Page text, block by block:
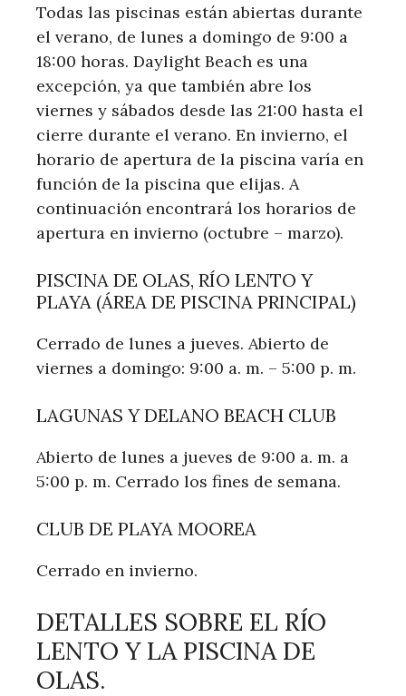
Todas las piscinas están abiertas durante
el verano, de lunes a domingo de 9:00 a
18:00 horas. Daylight Beach es una
excepción, ya que también abre los
viernes y sábados desde las 21:00 hasta el
cierre durante el verano. En invierno, el
horario de apertura de la piscina varía en
función de la piscina que elijas. A
continuación encontrará los horarios de
apertura en invierno (octubre – marzo).
PISCINA DE OLAS, RÍO LENTO Y
PLAYA (ÁREA DE PISCINA PRINCIPAL)
Cerrado de lunes a jueves. Abierto de
viernes a domingo: 9:00 a. m. – 5:00 p. m.
LAGUNAS Y DELANO BEACH CLUB
Abierto de lunes a jueves de 9:00 a. m. a
5:00 p. m. Cerrado los fines de semana.
CLUB DE PLAYA MOOREA
Cerrado en invierno.
DETALLES SOBRE EL RÍO
LENTO Y LA PISCINA DE
OLAS.